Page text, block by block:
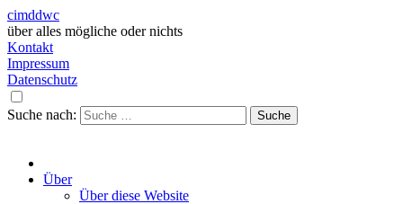
cimddwc
über alles mögliche oder nichts
Kontakt
Impressum
Datenschutz
Suche nach:
Über
Über diese Website